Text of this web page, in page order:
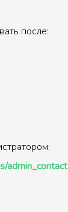
после:
admin_contact